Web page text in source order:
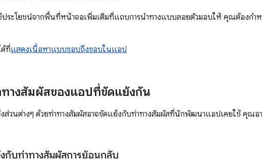
ประโยชน์จากพื้นที่หน้าจอเพิ่มเติมที่แถบการนำทางแบบลอยตัวมอบให้ คุณต้องกำ
ด้ที่แสดงเนื้อหาแบบขอบถึงขอบในแอป
ทางสัมผัสของแอปที่ขัดแย้งกัน
งส่วนต่างๆ ด้วยท่าทางสัมผัสอาจขัดแย้งกับท่าทางสัมผัสที่นักพัฒนาแอปเคยใช้ คุณ
กับท่าทางสัมผัสการย้อนกลับ